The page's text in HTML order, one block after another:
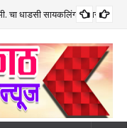
चा धाडसी सायकलिंग प्रवास पूर्ण